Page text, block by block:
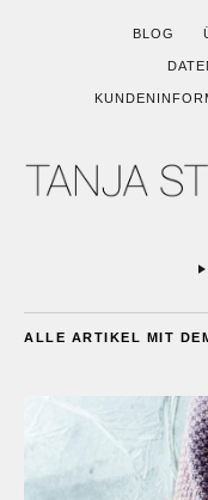
BLOG
ALLE ARTIKEL MIT